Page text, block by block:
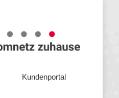
Kundenportal
Kundenportal